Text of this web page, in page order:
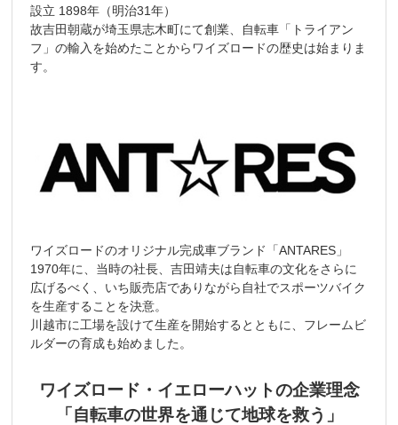
設立 1898年（明治31年）
故吉田朝蔵が埼玉県志木町にて創業、自転車「トライアン
フ」の輸入を始めたことからワイズロードの歴史は始まりま
す。
ワイズロードのオリジナル完成車ブランド「ANTARES」
1970年に、当時の社長、吉田靖夫は自転車の文化をさらに
広げるべく、いち販売店でありながら自社でスポーツバイク
を生産することを決意。
川越市に工場を設けて生産を開始するとともに、フレームビ
ルダーの育成も始めました。
ワイズロード・イエローハットの企業理念
「自転車の世界を通じて地球を救う」